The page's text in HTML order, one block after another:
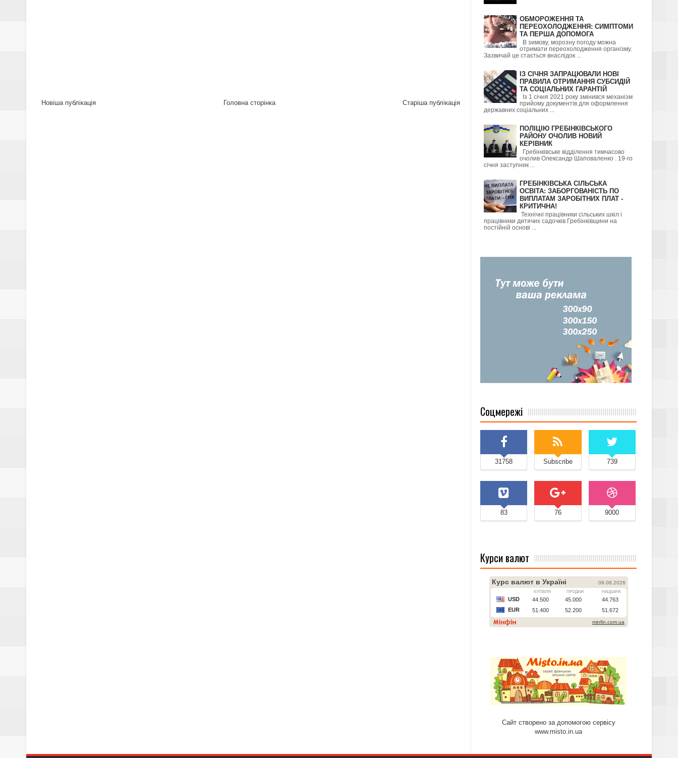
Новіша публікація Старіша публікація
Головна сторінка
ОБМОРОЖЕННЯ ТА
ПЕРЕОХОЛОДЖЕННЯ: СИМПТОМИ
ТА ПЕРША ДОПОМОГА
В зимову, морозну погоду можна
отримати переохолодження організму.
Зазвичай це стається внаслідок ...
ІЗ СІЧНЯ ЗАПРАЦЮВАЛИ НОВІ
ПРАВИЛА ОТРИМАННЯ СУБСИДІЙ
ТА СОЦІАЛЬНИХ ГАРАНТІЙ
Із 1 січня 2021 року змінився механізм
прийому документів для оформлення
державних соціальних ...
ПОЛІЦІЮ ГРЕБІНКІВСЬКОГО
РАЙОНУ ОЧОЛИВ НОВИЙ
КЕРІВНИК
Гребінківське відділення тимчасово
очолив Олександр Шаповаленко . 19-го
січня заступник ...
ГРЕБІНКІВСЬКА СІЛЬСЬКА
ОСВІТА: ЗАБОРГОВАНІСТЬ ПО
ВИПЛАТАМ ЗАРОБІТНИХ ПЛАТ -
КРИТИЧНА!
Технічні працівники сільських шкіл і
працівники дитячих садочків Гребінківщини на
постійній основі ...
Соцмережі
31758 Subscribe 739
83 76 9000
Курси валют
Сайт створено за допомогою сервісу
www.misto.in.ua